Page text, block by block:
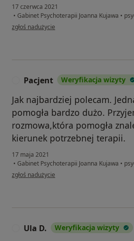
17 czerwca 2021
• Gabinet Psychoterapii Joanna Kujawa •
w opinii użytkownika Iwona
zgłoś nadużycie
Pacjent Weryfikacja wizyty
Jak najbardziej polecam.
pomogła bardzo dużo.
rozmowa,która pomogła
kierunek potrzebnej terapii.
17 maja 2021
• Gabinet Psychoterapii Joanna Kujawa •
w opinii użytkownika Pacjent
zgłoś nadużycie
Ula D. Weryfikacja wizyty